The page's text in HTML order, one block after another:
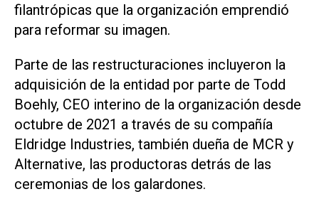
filantrópicas que la organización emprendió
para reformar su imagen.
Parte de las restructuraciones incluyeron la
adquisición de la entidad por parte de Todd
Boehly, CEO interino de la organización desde
octubre de 2021 a través de su compañía
Eldridge Industries, también dueña de MCR y
Alternative, las productoras detrás de las
ceremonias de los galardones.